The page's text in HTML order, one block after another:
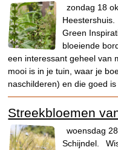
zondag 18
Heestershuis.
Green
bloeiende
een interessant geheel van
mooi is in je tuin, waar je
naschilderen) en die goed is
Streekbloemen
woensdag
Schijndel.